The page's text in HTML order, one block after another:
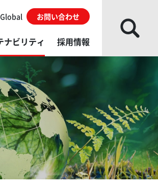
Global お問い合わせ
ス拠点
ーションセンター（AGIC）
ケーションセンター（ATEC）
ー
ナビリティ
針​
採用情報
せ